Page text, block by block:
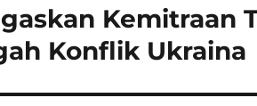
Kemitraan
Konflik Ukraina